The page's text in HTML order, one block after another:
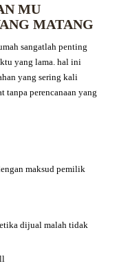
MU
MATANG
sangatlah penting
yang lama. hal ini
yang sering kali
tanpa perencanaan yang
maksud pemilik
dijual malah tidak